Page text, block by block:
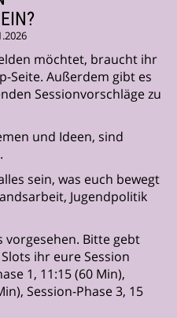
möchtet, braucht ihr
Seite. Außerdem gibt es
Sessionvorschläge zu
und Ideen, sind
sein, was euch bewegt
Jugendpolitik
vorgesehen. Bitte gebt
ihr eure Session
1, 11:15 (60 Min),
Session-Phase 3, 15